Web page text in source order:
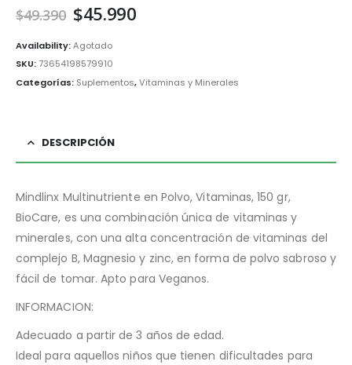
$49.390 El
precio
original
era:
$49.390.
$45.990El
$45.990.
Availability:Agotado
SKU:73654198579910
Categorías: Suplementos,Vitaminas y Minerales
DESCRIPCIÓN
Mindlinx Multinutriente en Polvo, Vitaminas, 150 gr,
BioCare, es una combinación única de vitaminas y
minerales, con una alta concentración de vitaminas del
complejo B, Magnesio y zinc, en forma de polvo sabroso y
fácil de tomar. Apto para Veganos.
INFORMACION:
Adecuado a partir de 3 años de edad.
Ideal para aquellos niños que tienen dificultades para